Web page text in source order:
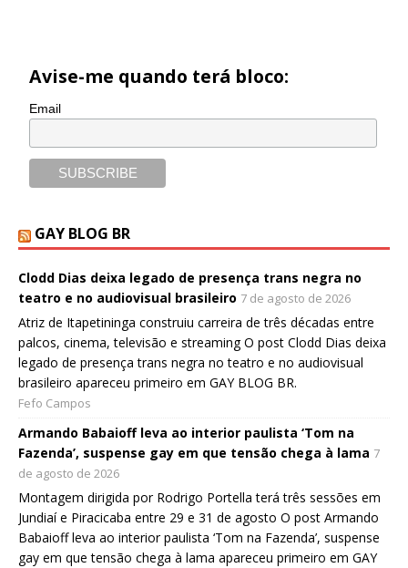
Avise-me quando terá bloco:
Email
GAY BLOG BR
Clodd Dias deixa legado de presença trans negra no
teatro e no audiovisual brasileiro 7 de agosto de 2026
Atriz de Itapetininga construiu carreira de três décadas entre
palcos, cinema, televisão e streaming O post Clodd Dias deixa
legado de presença trans negra no teatro e no audiovisual
brasileiro apareceu primeiro em GAY BLOG BR.
Fefo Campos
Armando Babaioff leva ao interior paulista ‘Tom na
Fazenda’, suspense gay em que tensão chega à lama 7
de agosto de 2026
Montagem dirigida por Rodrigo Portella terá três sessões em
Jundiaí e Piracicaba entre 29 e 31 de agosto O post Armando
Babaioff leva ao interior paulista ‘Tom na Fazenda’, suspense
gay em que tensão chega à lama apareceu primeiro em GAY